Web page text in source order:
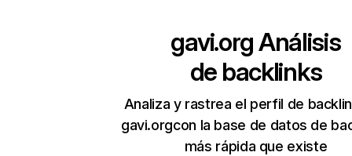
gavi.orgAnálisis
de backlinks
Analiza y rastrea el perfil de
gavi.orgcon la base de datos de
más rápida que existe